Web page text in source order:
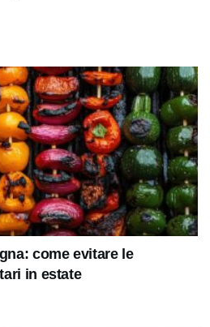
come evitare le
in estate